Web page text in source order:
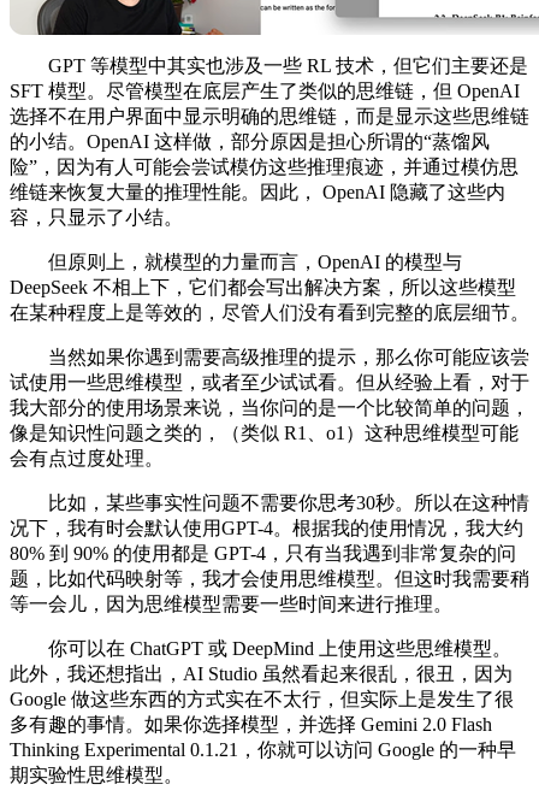
GPT 等模型中其实也涉及一些 RL 技术，但它们主要还是
SFT 模型。尽管模型在底层产生了类似的思维链，但 OpenAI
选择不在用户界面中显示明确的思维链，而是显示这些思维链
的小结。OpenAI 这样做，部分原因是担心所谓的“蒸馏风
险”，因为有人可能会尝试模仿这些推理痕迹，并通过模仿思
维链来恢复大量的推理性能。因此， OpenAI 隐藏了这些内
容，只显示了小结。
但原则上，就模型的力量而言，OpenAI 的模型与
DeepSeek 不相上下，它们都会写出解决方案，所以这些模型
在某种程度上是等效的，尽管人们没有看到完整的底层细节。
当然如果你遇到需要高级推理的提示，那么你可能应该尝
试使用一些思维模型，或者至少试试看。但从经验上看，对于
我大部分的使用场景来说，当你问的是一个比较简单的问题，
像是知识性问题之类的，（类似 R1、o1）这种思维模型可能
会有点过度处理。
比如，某些事实性问题不需要你思考30秒。所以在这种情
况下，我有时会默认使用GPT-4。根据我的使用情况，我大约
80% 到 90% 的使用都是 GPT-4，只有当我遇到非常复杂的问
题，比如代码映射等，我才会使用思维模型。但这时我需要稍
等一会儿，因为思维模型需要一些时间来进行推理。
你可以在 ChatGPT 或 DeepMind 上使用这些思维模型。
此外，我还想指出，AI Studio 虽然看起来很乱，很丑，因为
Google 做这些东西的方式实在不太行，但实际上是发生了很
多有趣的事情。如果你选择模型，并选择 Gemini 2.0 Flash
Thinking Experimental 0.1.21，你就可以访问 Google 的一种早
期实验性思维模型。